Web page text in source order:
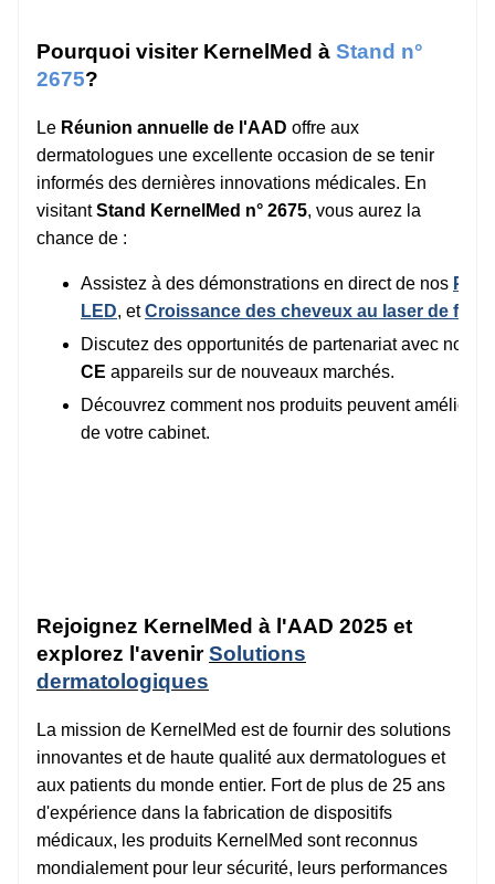
Pourquoi visiter KernelMed à Stand n°
2675?
Le Réunion annuelle de l'AAD offre aux
dermatologues une excellente occasion de se tenir
informés des dernières innovations médicales. En
visitantStand KernelMed n° 2675, vous aurez la
chance de :
Assistez à des démonstrations en direct de nos
LED, etCroissance des cheveux au laser de
Discutez des opportunités de partenariat avec
CE appareils sur de nouveaux marchés.
Découvrez comment nos produits peuvent
de votre cabinet.
Rejoignez KernelMed à l'AAD 2025 et
explorez l'avenirSolutions
dermatologiques
La mission de KernelMed est de fournir des solutions
innovantes et de haute qualité aux dermatologues et
aux patients du monde entier. Fort de plus de 25 ans
d'expérience dans la fabrication de dispositifs
médicaux, les produits KernelMed sont reconnus
mondialement pour leur sécurité, leurs performances